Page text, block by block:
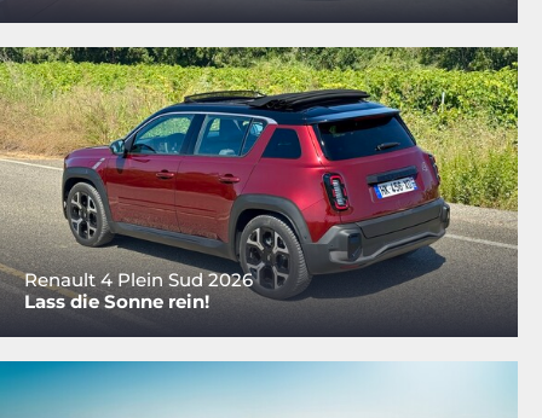
Renault 4 Plein Sud 2026
Lass die Sonne rein!